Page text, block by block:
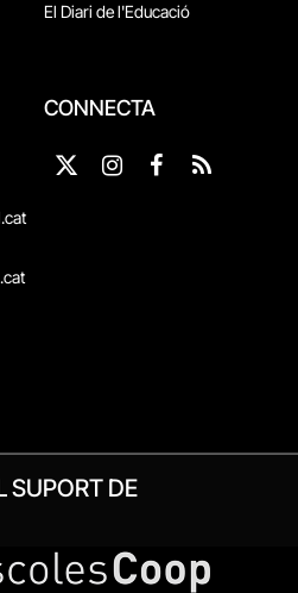
El Diari de l'Educació
CONNECTA
X
Instagram
Facebook
RSS
SUPORT DE